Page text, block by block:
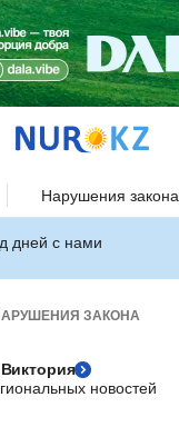
Нарушения закона
дней с нами
ЗАКОНА
новостей